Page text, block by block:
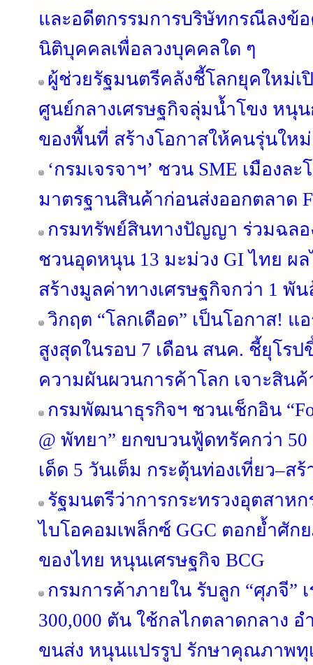
และอดีตกรรมการบริษัทกรณีลงข้อ
นิติบุคคลเพื่อลวงบุคคลใด ๆ
ผู้ช่วยรัฐมนตรีคลังชี้โลกยุคใหม่เ
ศูนย์กลางเศรษฐกิจลุ่มน้ำโขง หนุ
ของพื้นที่ สร้างโอกาสให้คนรุ่นใหม่
‘กรมเจรจาฯ’ ชวน SME เมืองล
มาตรฐานสินค้าก่อนส่งออกตลาด
กรมทรัพย์สินทางปัญญา ร่วมฉล
ชวนอุดหนุน 13 มะม่วง GI ไทย
สร้างมูลค่าทางเศรษฐกิจกว่า 1 พั
วิกฤต “โลกเดือด” เป็นโอกาส! แ
สูงสุดในรอบ 7 เดือน สนค. ชี้ยุโร
ความผันผวนการค้าโลก เจาะสิน
กรมพัฒนาธุรกิจฯ ชวนเช็กอิน
@ พัทยา” ยกขบวนฟู้ดทรัคกว่า 50
เด็ด 5 วันเต็ม กระตุ้นท่องเที่ยว–ส
รัฐมนตรีว่าการกระทรวงอุตสาห
ไบโอคอมเพล็กซ์ GGC ตอกย้ำศัก
ของไทย หนุนเศรษฐกิจ BCG
กรมการค้าภายใน รับลูก “ศุภจี” เ
300,000 ตัน ใช้กลไกตลาดกลาง
ขนส่ง หนุนแปรรูป รักษาคุณภาพทุ